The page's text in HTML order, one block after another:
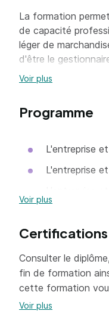
La formation
de capacité
léger de
d'être le
de transport routier
Voir plus
Programme
L'entreprise
L'entreprise
l'activité
L'entreprise
L'entreprise
Examen
Voir plus
Certifications
Consulter le
fin de formation
cette formation
Voir plus